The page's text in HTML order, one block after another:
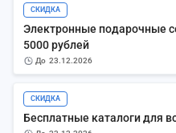
СКИДКА
Электронные подарочные
5000 рублей
до 23.12.2026
СКИДКА
Бесплатные каталоги для